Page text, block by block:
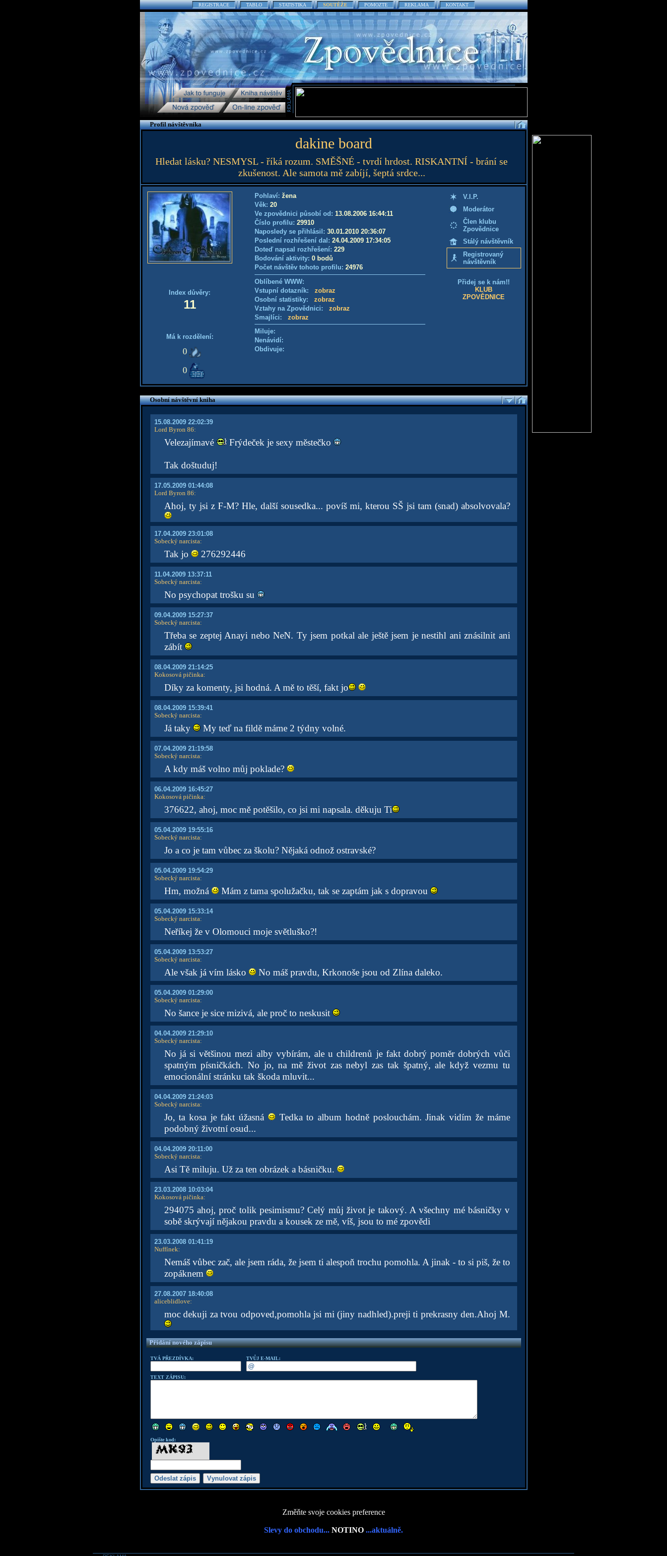
REGISTRACE TABLO STATISTIKA SOUTĚŽE POMOZTE REKLAMA KONTAKT
Profil návštěvníka
dakine board
Hledat lásku? NESMYSL - říká rozum. SMĚŠNÉ - tvrdí hrdost. RISKANTNÍ - brání se
zkušenost. Ale samota mě zabíjí, šeptá srdce...
Index důvěry:
11
Má k rozdělení:
0
0
Pohlaví: žena
Věk: 20
Ve zpovědnici působí od: 13.08.2006 16:44:11
Číslo profilu: 29910
Naposledy se přihlásil: 30.01.2010 20:36:07
Poslední rozhřešení dal: 24.04.2009 17:34:05
Doteď napsal rozhřešení: 229
Bodování aktivity: 0 bodů
Počet návštěv tohoto profilu: 24976
Oblíbené WWW:
Vstupní dotazník: zobraz
Osobní statistiky: zobraz
Vztahy na Zpovědnici: zobraz
Smajlíci: zobraz
Miluje:
Nenávidí:
Obdivuje:
V.I.P.
Moderátor
Člen klubu
Zpovědnice
Stálý návštěvník
Registrovaný
návštěvník
Přidej se k nám!!
KLUB
ZPOVĚDNICE
Osobní návštěvní kniha
15.08.2009 22:02:39
Lord Byron 86:
Velezajímavé Frýdeček je sexy městečko
Tak doštuduj!
17.05.2009 01:44:08
Lord Byron 86:
Ahoj, ty jsi z F-M? Hle, další sousedka... povíš mi, kterou SŠ jsi tam (snad) absolvovala?
17.04.2009 23:01:08
Sobecký narcista:
Tak jo 276292446
11.04.2009 13:37:11
Sobecký narcista:
No psychopat trošku su
09.04.2009 15:27:37
Sobecký narcista:
Třeba se zeptej Anayi nebo NeN. Ty jsem potkal ale ještě jsem je nestihl ani znásilnit ani
zábít
08.04.2009 21:14:25
Kokosová pičinka:
Díky za komenty, jsi hodná. A mě to těší, fakt jo
08.04.2009 15:39:41
Sobecký narcista:
Já taky My teď na fildě máme 2 týdny volné.
07.04.2009 21:19:58
Sobecký narcista:
A kdy máš volno můj poklade?
06.04.2009 16:45:27
Kokosová pičinka:
376622, ahoj, moc mě potěšilo, co jsi mi napsala. děkuju Ti
05.04.2009 19:55:16
Sobecký narcista:
Jo a co je tam vůbec za školu? Nějaká odnož ostravské?
05.04.2009 19:54:29
Sobecký narcista:
Hm, možná Mám z tama spolužačku, tak se zaptám jak s dopravou
05.04.2009 15:33:14
Sobecký narcista:
Neříkej že v Olomouci moje světluško?!
05.04.2009 13:53:27
Sobecký narcista:
Ale však já vím lásko No máš pravdu, Krkonoše jsou od Zlína daleko.
05.04.2009 01:29:00
Sobecký narcista:
No šance je sice mizivá, ale proč to neskusit
04.04.2009 21:29:10
Sobecký narcista:
No já si většinou mezi alby vybírám, ale u childrenů je fakt dobrý poměr dobrých vůči
spatným písničkách. No jo, na mě život zas nebyl zas tak špatný, ale když vezmu tu
emocionální stránku tak škoda mluvit...
04.04.2009 21:24:03
Sobecký narcista:
Jo, ta kosa je fakt úžasná
Tedka to album hodně poslouchám. Jinak vidím že máme
podobný životní osud...
04.04.2009 20:11:00
Sobecký narcista:
Asi Tě miluju. Už za ten obrázek a básničku.
23.03.2008 10:03:04
Kokosová pičinka:
294075 ahoj, proč tolik pesimismu? Celý můj život je takový. A všechny mé básničky v
sobě skrývají nějakou pravdu a kousek ze mě, víš, jsou to mé zpovědi
23.03.2008 01:41:19
Nuffínek:
Nemáš vůbec zač, ale jsem ráda, že jsem ti alespoň trochu pomohla. A jinak - to si piš, že to
zopáknem
27.08.2007 18:40:08
aliceblidlove:
moc dekuji za tvou odpoved,pomohla jsi mi (jiny nadhled).preji ti prekrasny den.Ahoj M.
Přidání nového zápisu
TVÁ PŘEZDÍVKA: TVŮJ E-MAIL:
TEXT ZÁPISU:
Opište kod:
Změňte svoje cookies preference
Slevy do obchodu... NOTINO ...aktuálně.